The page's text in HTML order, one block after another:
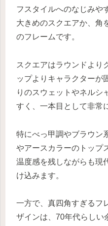
フスタイルへのなじみや
大きめのスクエアか、角
のフレームです。
スクエアはラウンドより
ップよりキャラクターが
りのスウェットやネルシ
すく、一本目として非常
特にべっ甲調やブラウン
やアースカラーのトップ
温度感を残しながらも現
け込みます。
一方で、真四角すぎるフ
ザインは、70年代らしい